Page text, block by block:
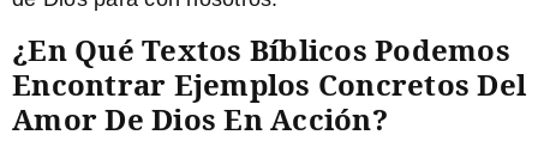
¿En Qué Textos Bíblicos Podemos
Encontrar Ejemplos Concretos Del
Amor De Dios En Acción?